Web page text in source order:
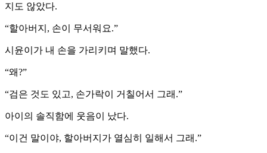
지도 않았다.
“할아버지, 손이 무서워요.”
시윤이가 내 손을 가리키며 말했다.
“왜?”
“검은 것도 있고, 손가락이 거칠어서 그래.”
아이의 솔직함에 웃음이 났다.
“이건 말이야, 할아버지가 열심히 일해서 그래.”